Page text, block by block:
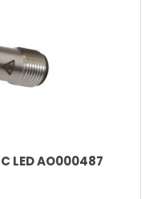
LED AO000487